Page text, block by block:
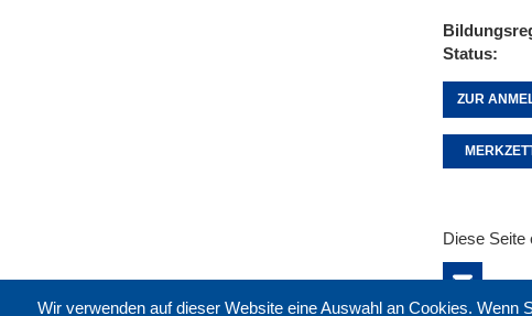
Status
ZUR
Wir verwenden auf dieser Website eine Auswahl an Cookies. Wenn
Diese Seite